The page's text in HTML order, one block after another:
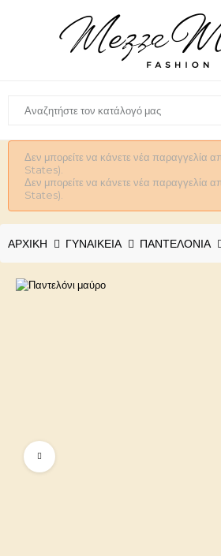
Δεν μπορείτε να κάνετε νέα παραγγελία
States).
Δεν μπορείτε να κάνετε νέα παραγγελία
States).
ΑΡΧΙΚΉ ΓΥΝΑΙΚΕΊΑ ΠΑΝΤΕΛΟΝΙΑ